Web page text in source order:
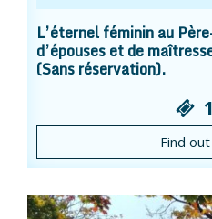
L’éternel féminin au
d’épouses et de
(Sans réservation).
Find